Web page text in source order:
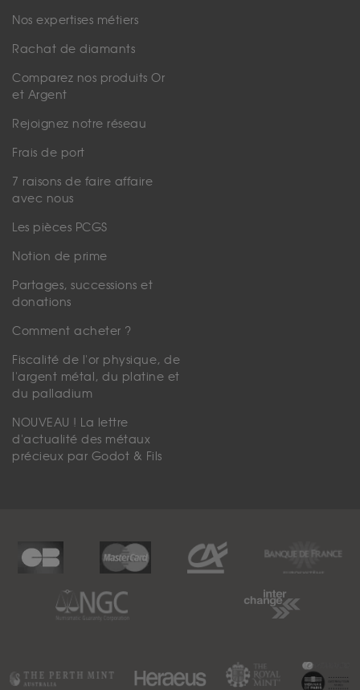
Nos expertises métiers
Rachat de diamants
Comparez nos produits Or
et Argent
Rejoignez notre réseau
Frais de port
7 raisons de faire affaire
avec nous
Les pièces PCGS
Notion de prime
Partages, successions et
donations
Comment acheter ?
Fiscalité de l'or physique, de
l'argent métal, du platine et
du palladium
NOUVEAU ! La lettre
d'actualité des métaux
précieux par Godot & Fils